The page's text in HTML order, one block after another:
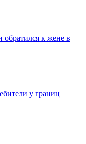
к жене в
у границ